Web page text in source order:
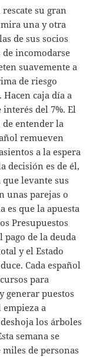
su gran
una y otra
de sus socios
incomodarse
suavemente a
de riesgo
caja día a
del 7%. El
de entender la
remueven
a la espera
decisión es de él,
levante sus
unas parejas o
es que la apuesta
Presupuestos
pago de la deuda
y el Estado
Cada español
para
generar puestos
empieza a
los árboles
semana se
de personas